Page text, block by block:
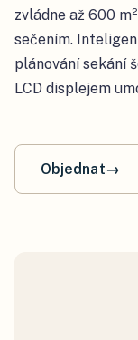
zvládne až 600
sečením.
plánování sekání
LCD displejem
Objednat→